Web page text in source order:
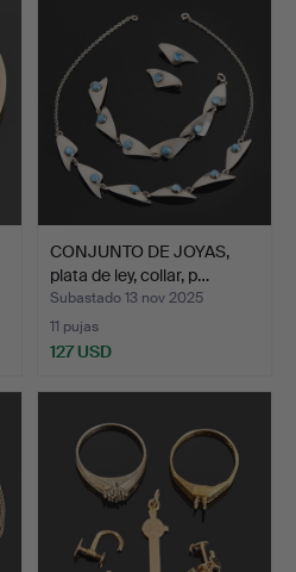
CONJUNTO DE JOYAS,
plata de ley, collar, p…
Subastado 13 nov 2025
11 pujas
127 USD